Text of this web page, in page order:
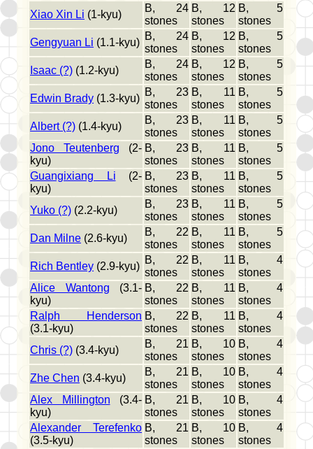
Xiao Xin Li (1-kyu)
B, 24
stones
B, 12
stones
B, 5
stones
Gengyuan Li (1.1-kyu)
B, 24
stones
B, 12
stones
B, 5
stones
Isaac (?) (1.2-kyu)
B, 24
stones
B, 12
stones
B, 5
stones
Edwin Brady (1.3-kyu)
B, 23
stones
B, 11
stones
B, 5
stones
Albert (?) (1.4-kyu)
B, 23
stones
B, 11
stones
B, 5
stones
Jono Teutenberg (2-
kyu)
B, 23
stones
B, 11
stones
B, 5
stones
Guangixiang Li (2-
kyu)
B, 23
stones
B, 11
stones
B, 5
stones
Yuko (?) (2.2-kyu)
B, 23
stones
B, 11
stones
B, 5
stones
Dan Milne (2.6-kyu)
B, 22
stones
B, 11
stones
B, 5
stones
Rich Bentley (2.9-kyu)
B, 22
stones
B, 11
stones
B, 4
stones
Alice Wantong (3.1-
kyu)
B, 22
stones
B, 11
stones
B, 4
stones
Ralph Henderson
(3.1-kyu)
B, 22
stones
B, 11
stones
B, 4
stones
Chris (?) (3.4-kyu)
B, 21
stones
B, 10
stones
B, 4
stones
Zhe Chen (3.4-kyu)
B, 21
stones
B, 10
stones
B, 4
stones
Alex Millington (3.4-
kyu)
B, 21
stones
B, 10
stones
B, 4
stones
Alexander Terefenko
(3.5-kyu)
B, 21
stones
B, 10
stones
B, 4
stones